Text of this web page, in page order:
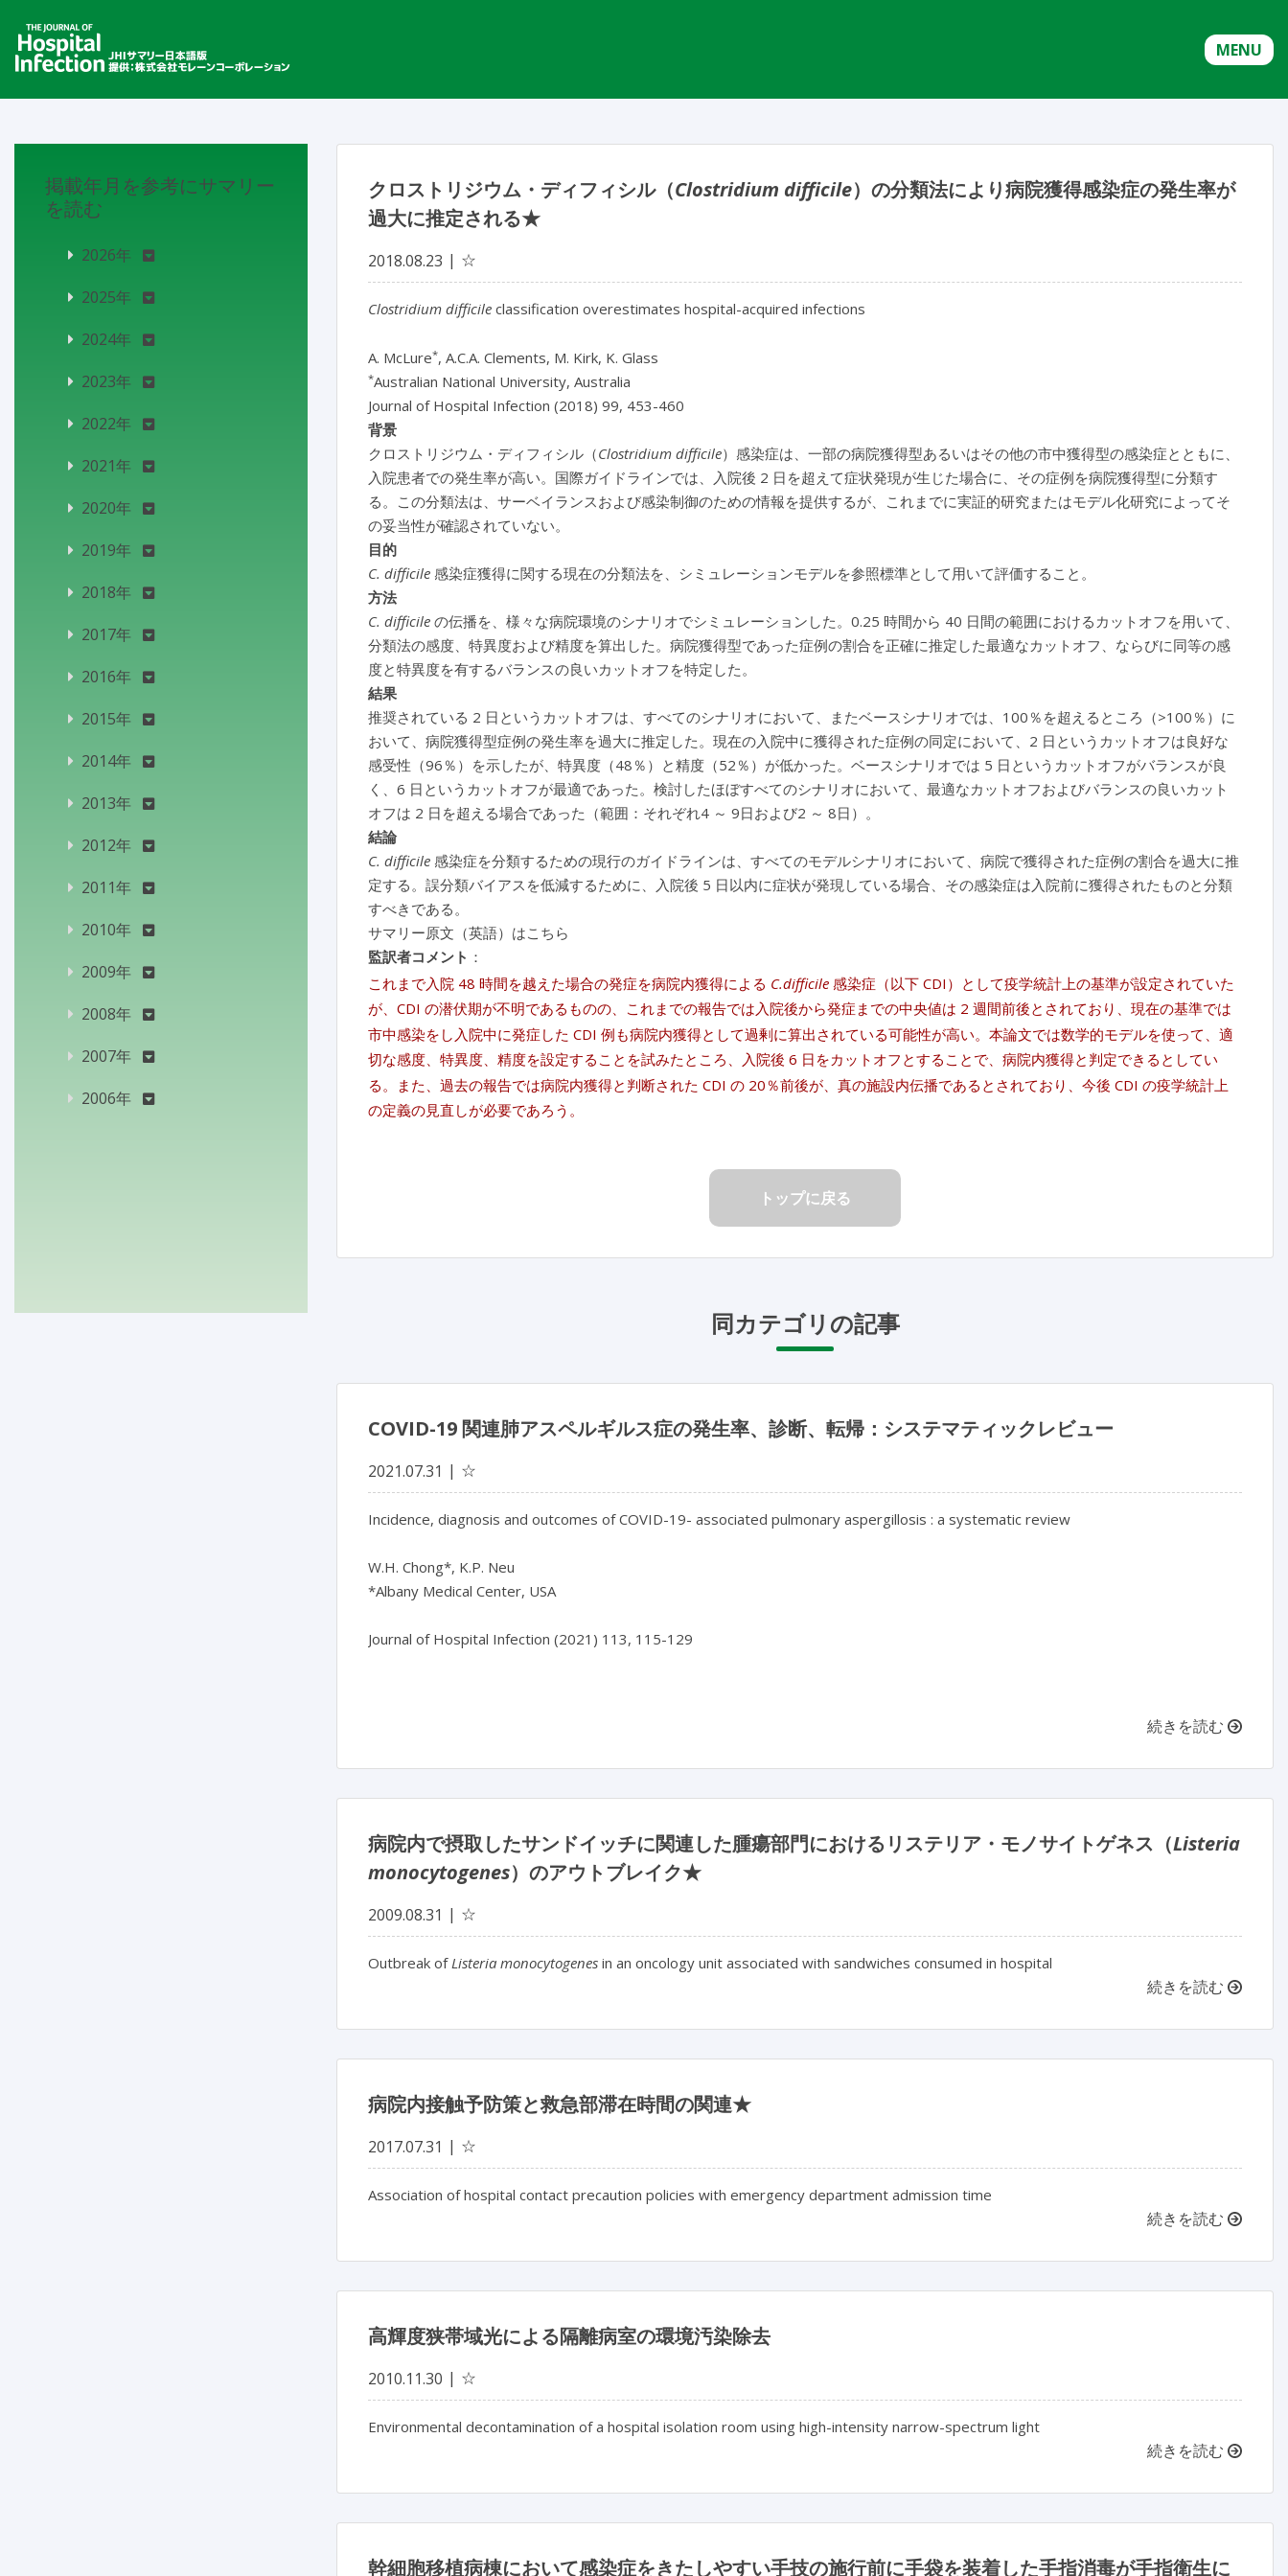
MENU
クロストリジウム・ディフィシル（Clostridium difficile）の分類法により病院獲得感染症の発生率が
過大に推定される★
2018.08.23 ☆
Clostridium difficile classification overestimates hospital-acquired infections
A. McLure*, A.C.A. Clements, M. Kirk, K. Glass
*Australian National University, Australia
Journal of Hospital Infection (2018) 99, 453-460
背景
クロストリジウム・ディフィシル（Clostridium difficile）感染症は、一部の病院獲得型あるいはその他の市中獲得型の感染症とともに、
入院患者での発生率が高い。国際ガイドラインでは、入院後 2 日を超えて症状発現が生じた場合に、その症例を病院獲得型に分類す
る。この分類法は、サーベイランスおよび感染制御のための情報を提供するが、これまでに実証的研究またはモデル化研究によってそ
の妥当性が確認されていない。
目的
C. difficile 感染症獲得に関する現在の分類法を、シミュレーションモデルを参照標準として用いて評価すること。
方法
C. difficile の伝播を、様々な病院環境のシナリオでシミュレーションした。0.25 時間から 40 日間の範囲におけるカットオフを用いて、
分類法の感度、特異度および精度を算出した。病院獲得型であった症例の割合を正確に推定した最適なカットオフ、ならびに同等の感
度と特異度を有するバランスの良いカットオフを特定した。
結果
推奨されている 2 日というカットオフは、すべてのシナリオにおいて、またベースシナリオでは、100％を超えるところ（>100％）に
おいて、病院獲得型症例の発生率を過大に推定した。現在の入院中に獲得された症例の同定において、2 日というカットオフは良好な
感受性（96％）を示したが、特異度（48％）と精度（52％）が低かった。ベースシナリオでは 5 日というカットオフがバランスが良
く、6 日というカットオフが最適であった。検討したほぼすべてのシナリオにおいて、最適なカットオフおよびバランスの良いカット
オフは 2 日を超える場合であった（範囲：それぞれ4 ～ 9日および2 ～ 8日）。
結論
C. difficile 感染症を分類するための現行のガイドラインは、すべてのモデルシナリオにおいて、病院で獲得された症例の割合を過大に推
定する。誤分類バイアスを低減するために、入院後 5 日以内に症状が発現している場合、その感染症は入院前に獲得されたものと分類
すべきである。
サマリー原文（英語）はこちら
監訳者コメント ：
これまで入院 48 時間を越えた場合の発症を病院内獲得による C.difficile 感染症（以下 CDI）として疫学統計上の基準が設定されていた
が、CDI の潜伏期が不明であるものの、これまでの報告では入院後から発症までの中央値は 2 週間前後とされており、現在の基準では
市中感染をし入院中に発症した CDI 例も病院内獲得として過剰に算出されている可能性が高い。本論文では数学的モデルを使って、適
切な感度、特異度、精度を設定することを試みたところ、入院後 6 日をカットオフとすることで、病院内獲得と判定できるとしてい
る。また、過去の報告では病院内獲得と判断された CDI の 20％前後が、真の施設内伝播であるとされており、今後 CDI の疫学統計上
の定義の見直しが必要であろう。
トップに戻る
同カテゴリの記事
COVID-19 関連肺アスペルギルス症の発生率、診断、転帰：システマティックレビュー
2021.07.31 ☆
Incidence, diagnosis and outcomes of COVID-19- associated pulmonary aspergillosis : a systematic review
W.H. Chong*, K.P. Neu
*Albany Medical Center, USA
Journal of Hospital Infection (2021) 113, 115-129
続きを読む
病院内で摂取したサンドイッチに関連した腫瘍部門におけるリステリア・モノサイトゲネス（Listeria
monocytogenes）のアウトブレイク★
2009.08.31 ☆
Outbreak of Listeria monocytogenes in an oncology unit associated with sandwiches consumed in hospital
続きを読む
病院内接触予防策と救急部滞在時間の関連★
2017.07.31 ☆
Association of hospital contact precaution policies with emergency department admission time
続きを読む
高輝度狭帯域光による隔離病室の環境汚染除去
2010.11.30 ☆
Environmental decontamination of a hospital isolation room using high-intensity narrow-spectrum light
続きを読む
幹細胞移植病棟において感染症をきたしやすい手技の施行前に手袋を装着した手指消毒が手指衛生に
掲載年月を参考にサマリー
を読む
2026年
2025年
2024年
2023年
2022年
2021年
2020年
2019年
2018年
2017年
2016年
2015年
2014年
2013年
2012年
2011年
2010年
2009年
2008年
2007年
2006年